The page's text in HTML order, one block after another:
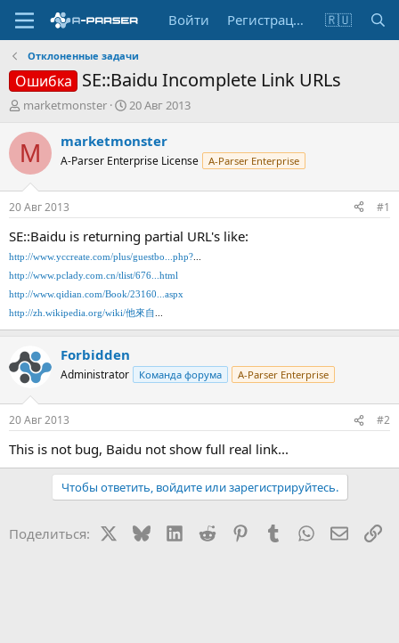
Войти Регистрация 🇷🇺
Отклоненные задачи
Ошибка SE::Baidu Incomplete Link URLs
А
т
о
т
е
м
ы
marketmonster
Д
т
н
а
л
а
20 Авг 2013
M marketmonster
A-Parser Enterprise License A-Parser Enterprise
20 Авг 2013 #1
SE::Baidu is returning partial URL's like:
http://www.yccreate.com/plus/guestbo...php?
http://www.pclady.com.cn/tlist/676...html
http://www.qidian.com/Book/23160...aspx
http://zh.wikipedia.org/wiki/他來自
Forbidden
Administrator Команда форума A-Parser Enterprise
20 Авг 2013 #2
This is not bug, Baidu not show full real link...
Чтобы ответить, войдите или зарегистрируйтесь.
Поделиться: BlueskyLinkedIn
Reddit PinterestTumblr WhatsApp